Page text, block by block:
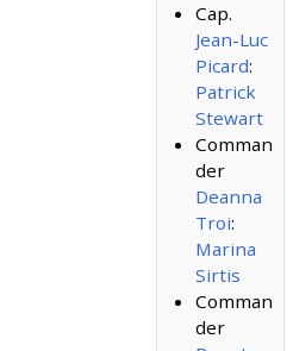
Cap.
Jean-Luc
Picard:
Patrick
Stewart
Comman
der
Deanna
Troi:
Marina
Sirtis
Comman
der